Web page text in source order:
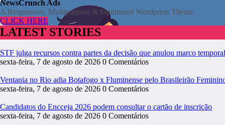
NewsCrunch Ads
A Responsive, Multipurpose & Optimized Wordpress Theme.
CLICK HERE
LATEST STORIES
STF julga recursos contra partes da decisão que anulou marco temporal
sexta-feira, 7 de agosto de 2026 0 Comentários
Ventania no Rio adia Botafogo x Fluminense pelo Brasileirão
sexta-feira, 7 de agosto de 2026 0 Comentários
Candidatos do Encceja 2026 podem consultar o cartão de inscrição
sexta-feira, 7 de agosto de 2026 0 Comentários